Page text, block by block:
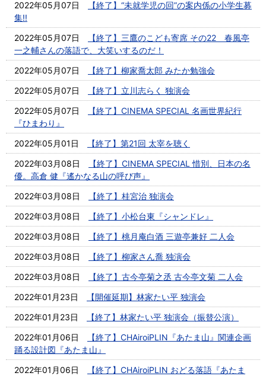
2022年05月07日
【終了】“未就学児の回”の案内係の小学生募
集!!
2022年05月07日
【終了】三鷹のこども寄席 その22 春風亭
一之輔さんの落語で、大笑いするのだ！
2022年05月07日
【終了】柳家喬太郎 みたか勉強会
2022年05月07日
【終了】立川志らく 独演会
2022年05月07日
【終了】CINEMA SPECIAL 名画世界紀行
『ひまわり』
2022年05月01日
【終了】第21回 太宰を聴く
2022年03月08日
【終了】CINEMA SPECIAL 惜別、日本の名
優。高倉 健『遙かなる山の呼び声』
2022年03月08日
【終了】桂宮治 独演会
2022年03月08日
【終了】小松台東『シャンドレ』
2022年03月08日
【終了】桃月庵白酒 三遊亭兼好 二人会
2022年03月08日
【終了】柳家さん喬 独演会
2022年03月08日
【終了】古今亭菊之丞 古今亭文菊 二人会
2022年01月23日
【開催延期】林家たい平 独演会
2022年01月23日
【終了】林家たい平 独演会（振替公演）
2022年01月06日
【終了】CHAiroiPLIN『あたま山』関連企画
踊る設計図『あたま山』
2022年01月06日
【終了】CHAiroiPLIN おどる落語『あたま